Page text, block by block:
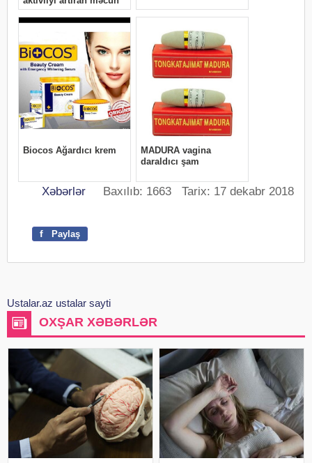
Xəbərlər Baxılıb: 1663 Tarix: 17 dekabr 2018
f Paylaş
Ustalar.az ustalar sayti
OXŞAR XƏBƏRLƏR